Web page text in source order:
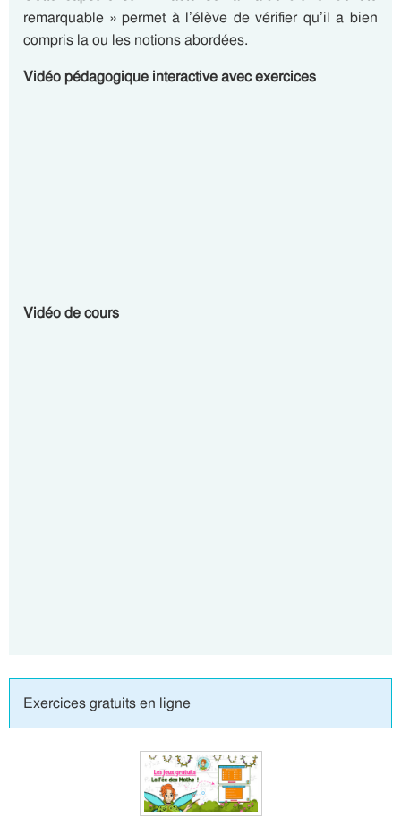
remarquable » permet à l’élève de vérifier qu’il a bien
compris la ou les notions abordées.
Vidéo pédagogique interactive avec exercices
Vidéo de cours
Exercices gratuits en ligne